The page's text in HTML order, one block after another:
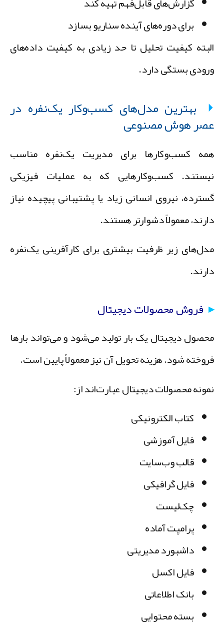
برای دوره‌های آینده سناریو بسازد
کیفیت تحلیل تا حد زیادی به کیفیت داده‌های
بستگی دارد.
بهترین مدل‌های کسب‌وکار یک‌نفره در
هوش مصنوعی
کسب‌وکارها برای مدیریت یک‌نفره مناسب
کسب‌وکارهایی که به عملیات فیزیکی
نیروی انسانی زیاد یا پشتیبانی پیچیده نیاز
معمولاً دشوارتر هستند.
زیر ظرفیت بیشتری برای کارآفرینی یک‌نفره
فروش محصولات دیجیتال
دیجیتال یک بار تولید می‌شود و می‌تواند بارها
شود. هزینه تحویل آن نیز معمولاً پایین است.
محصولات دیجیتال عبارت‌اند از:
کتاب الکترونیکی
فایل آموزشی
قالب وب‌سایت
فایل گرافیکی
چک‌لیست
پرامپت آماده
داشبورد مدیریتی
فایل اکسل
بانک اطلاعاتی
بسته محتوایی